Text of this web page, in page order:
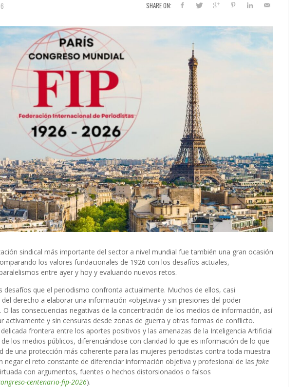
SHARE ON:
sindical más importante del sector a nivel mundial fue también una gran ocasión
los valores fundacionales de 1926 con los desafíos actuales,
entre ayer y hoy y evaluando nuevos retos.
desafíos que el periodismo confronta actualmente. Muchos de ellos, casi
derecho a elaborar una información «objetiva» y sin presiones del poder
las consecuencias negativas de la concentración de los medios de información, así
activamente y sin censuras desde zonas de guerra y otras formas de conflicto.
frontera entre los aportes positivos y las amenazas de la Inteligencia Artificial
los medios públicos, diferenciándose con claridad lo que es información de lo que
de una protección más coherente para las mujeres periodistas contra toda muestra
negar el reto constante de diferenciar información objetiva y profesional de las fake
con argumentos, fuentes o hechos distorsionados o falsos
centenario-fip-2026).